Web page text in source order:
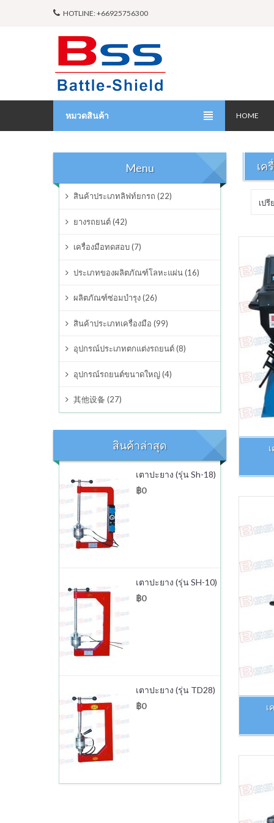
HOTLINE: +66925756300
HOME
หมวดสินค้า
อุปกรณ์ต่างๆ
อุปกรณ์ประเภทตกแต่งรถยนต์
อุปกรณ์รถยนต์ขนาดใหญ่
Menu
สินค้าประเภทลิฟท์ยกรถ (22)
ยางรถยนต์ (42)
เครื่องมือทดสอบ (7)
ประเภทของผลิตภัณฑ์โลหะแผ่น (16)
ผลิตภัณฑ์ซ่อมบำรุง (26)
สินค้าประเภทเครื่องมือ (99)
อุปกรณ์ประเภทตกแต่งรถยนต์ (8)
อุปกรณ์รถยนต์ขนาดใหญ่ (4)
其他设备 (27)
สินค้าล่าสุด
เตาปะยาง (รุ่น Sh-18)
฿0
เตาปะยาง (รุ่น SH-10)
฿0
เตาปะยาง (รุ่น TD28)
฿0
เค
เป
เ